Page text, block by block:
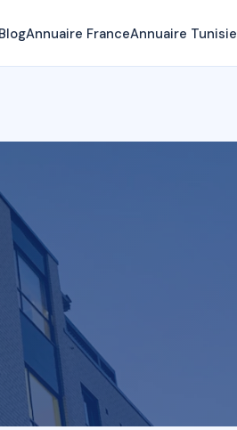
BlogAnnuaire FranceAnnuaire Tunisie